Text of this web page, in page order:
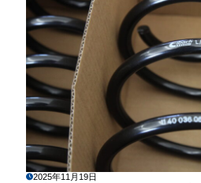
2025年11月19日